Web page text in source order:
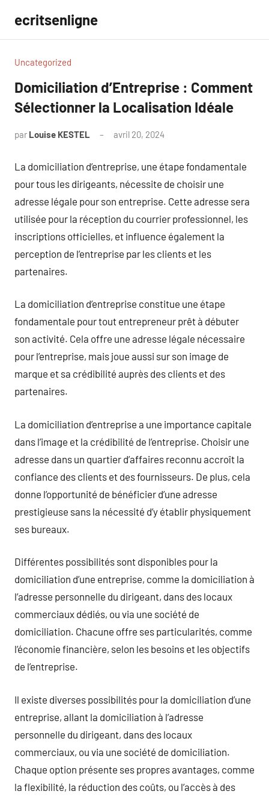
contenu
ecritsenligne
Uncategorized
Domiciliation d’Entreprise : Comment
Sélectionner la Localisation Idéale
par Louise KESTEL avril 20, 2024
La domiciliation d’entreprise, une étape fondamentale
pour tous les dirigeants, nécessite de choisir une
adresse légale pour son entreprise. Cette adresse sera
utilisée pour la réception du courrier professionnel, les
inscriptions officielles, et influence également la
perception de l’entreprise par les clients et les
partenaires.
La domiciliation d’entreprise constitue une étape
fondamentale pour tout entrepreneur prêt à débuter
son activité. Cela offre une adresse légale nécessaire
pour l’entreprise, mais joue aussi sur son image de
marque et sa crédibilité auprès des clients et des
partenaires.
La domiciliation d’entreprise a une importance capitale
dans l’image et la crédibilité de l’entreprise. Choisir une
adresse dans un quartier d’affaires reconnu accroît la
confiance des clients et des fournisseurs. De plus, cela
donne l’opportunité de bénéficier d’une adresse
prestigieuse sans la nécessité d’y établir physiquement
ses bureaux.
Différentes possibilités sont disponibles pour la
domiciliation d’une entreprise, comme la domiciliation à
l’adresse personnelle du dirigeant, dans des locaux
commerciaux dédiés, ou via une société de
domiciliation. Chacune offre ses particularités, comme
l’économie financière, selon les besoins et les objectifs
de l’entreprise.
Il existe diverses possibilités pour la domiciliation d’une
entreprise, allant la domiciliation à l’adresse
personnelle du dirigeant, dans des locaux
commerciaux, ou via une société de domiciliation.
Chaque option présente ses propres avantages, comme
la flexibilité, la réduction des coûts, ou l’accès à des